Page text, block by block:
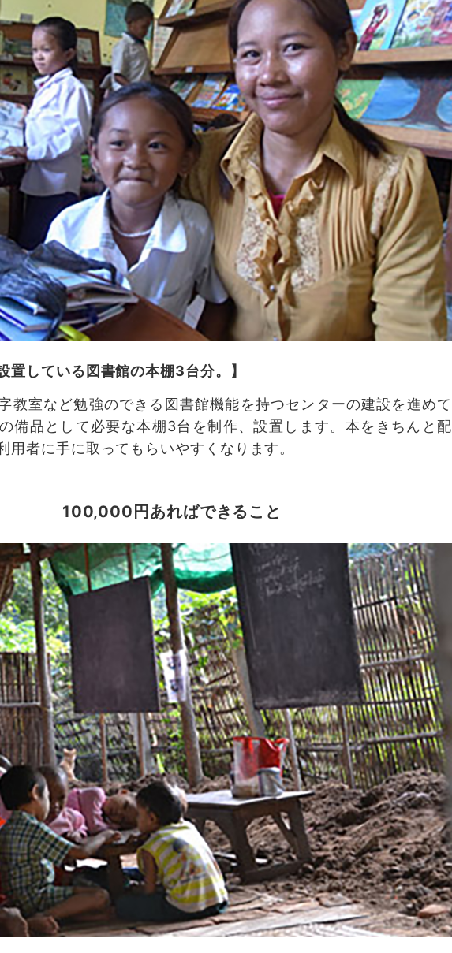
置している図書館の本棚3台分。】
教室など勉強のできる図書館機能を持つセンターの建設を進めて
備品として必要な本棚3台を制作、設置します。本をきちんと配
用者に手に取ってもらいやすくなります。
100,000円あればできること